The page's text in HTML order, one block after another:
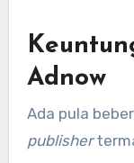
Adnow
Ada pula
publisher